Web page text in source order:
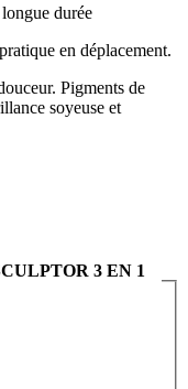
durée
en déplacement.
Pigments de
soyeuse et
3 EN 1